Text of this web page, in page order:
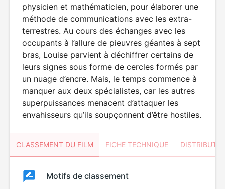
physicien et mathématicien, pour élaborer une
méthode de communications avec les extra-
terrestres. Au cours des échanges avec les
occupants à l’allure de pieuvres géantes à sept
bras, Louise parvient à déchiffrer certains de
leurs signes sous forme de cercles formés par
un nuage d’encre. Mais, le temps commence à
manquer aux deux spécialistes, car les autres
superpuissances menacent d’attaquer les
envahisseurs qu’ils soupçonnent d’être hostiles.
CLASSEMENT DU FILM FICHE TECHNIQUE
ClassementClassement
Motifs de classement